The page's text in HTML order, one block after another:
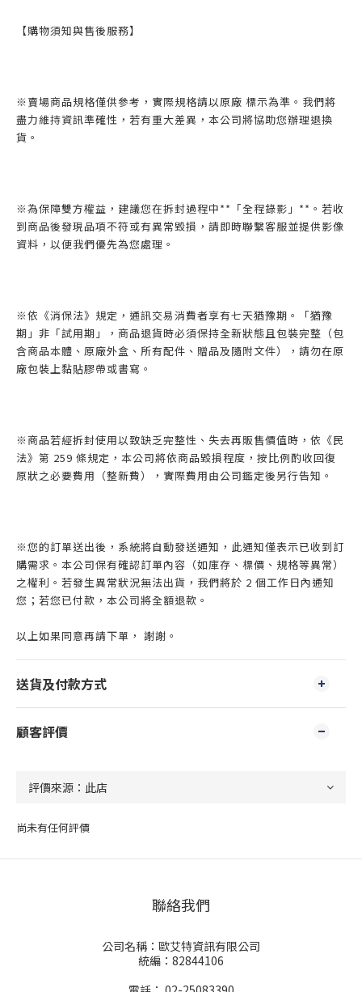
【購物須知與售後服務】
※賣場商品規格僅供參考，實際規格請以原廠 標示為準。我們將
盡力維持資訊準確性，若有重大差異，本公司將協助您辦理退換
貨。
※為保障雙方權益，建議您在拆封過程中**「全程錄影」**。若收
到商品後發現品項不符或有異常毀損，請即時聯繫客服並提供影像
資料，以便我們優先為您處理。
※依《消保法》規定，通訊交易消費者享有七天猶豫期。「猶豫
期」非「試用期」，商品退貨時必須保持全新狀態且包裝完整（包
含商品本體、原廠外盒、所有配件、贈品及隨附文件），請勿在原
廠包裝上黏貼膠帶或書寫。
※商品若經拆封使用以致缺乏完整性、失去再販售價值時，依《民
法》第 259 條規定，本公司將依商品毀損程度，按比例酌收回復
原狀之必要費用（整新費），實際費用由公司鑑定後另行告知。
※您的訂單送出後，系統將自動發送通知，此通知僅表示已收到訂
購需求。本公司保有確認訂單內容（如庫存、標價、規格等異常）
之權利。若發生異常狀況無法出貨，我們將於 2 個工作日內通知
您；若您已付款，本公司將全額退款。
以上如果同意再請下單， 謝謝。
送貨及付款方式
顧客評價
尚未有任何評價
聯絡我們
公司名稱：歐艾特資訊有限公司
統編：82844106